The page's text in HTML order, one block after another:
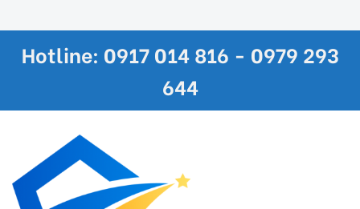
Hotline: 0917 014 816 - 0979 293
644